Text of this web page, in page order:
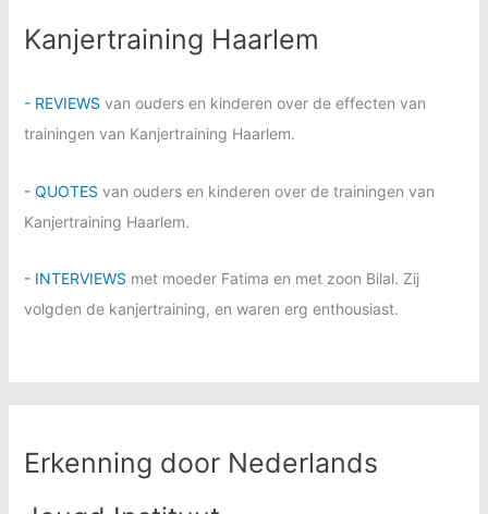
Kanjertraining Haarlem
- REVIEWS van ouders en kinderen over de effecten van
trainingen van Kanjertraining Haarlem.
- QUOTES van ouders en kinderen over de trainingen van
Kanjertraining Haarlem.
- INTERVIEWS met moeder Fatima en met zoon Bilal. Zij
volgden de kanjertraining, en waren erg enthousiast.
Erkenning door Nederlands